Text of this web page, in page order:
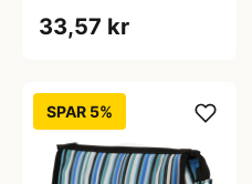
33,57 kr
SPAR 5%